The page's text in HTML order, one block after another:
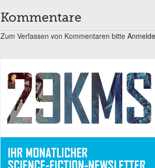
Kommentare
Zum Verfassen von Kommentaren bitte